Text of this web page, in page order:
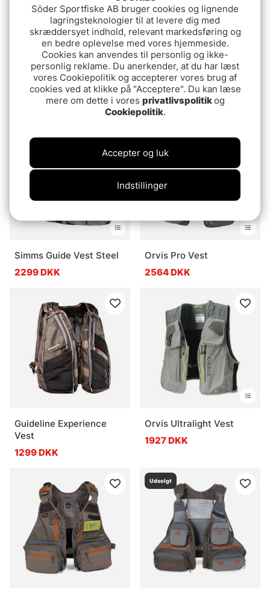
Fishpond Flint Hills Vest
- Gravel
929 DKK
Greys Tail Fly Vest
629 DKK
Simms Guide Vest Steel
2299 DKK
Orvis Pro Vest
2564 DKK
Guideline Experience
Vest
1299 DKK
Orvis Ultralight Vest
1927 DKK
Udsolgt
Söder Sportfiske AB bruger cookies og lignende
lagringsteknologier til at levere dig med
skræddersyet indhold, relevant markedsføring og
en bedre oplevelse med vores hjemmeside.
Cookies kan anvendes til personlig og ikke-
personlig reklame. Du anerkender, at du har læst
vores Cookiepolitik og accepterer vores brug af
cookies ved at klikke på "Acceptere". Du kan læse
mere om dette i vores privatlivspolitikog
Cookiepolitik.
Indstillinger
Accepter og luk